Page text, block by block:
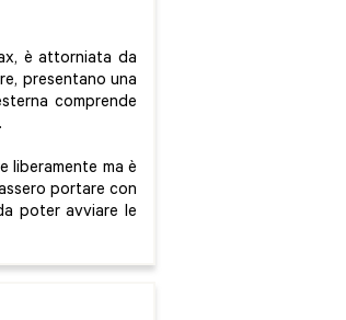
è attorniata da
presentano una
comprende
liberamente ma è
portare con
poter avviare le